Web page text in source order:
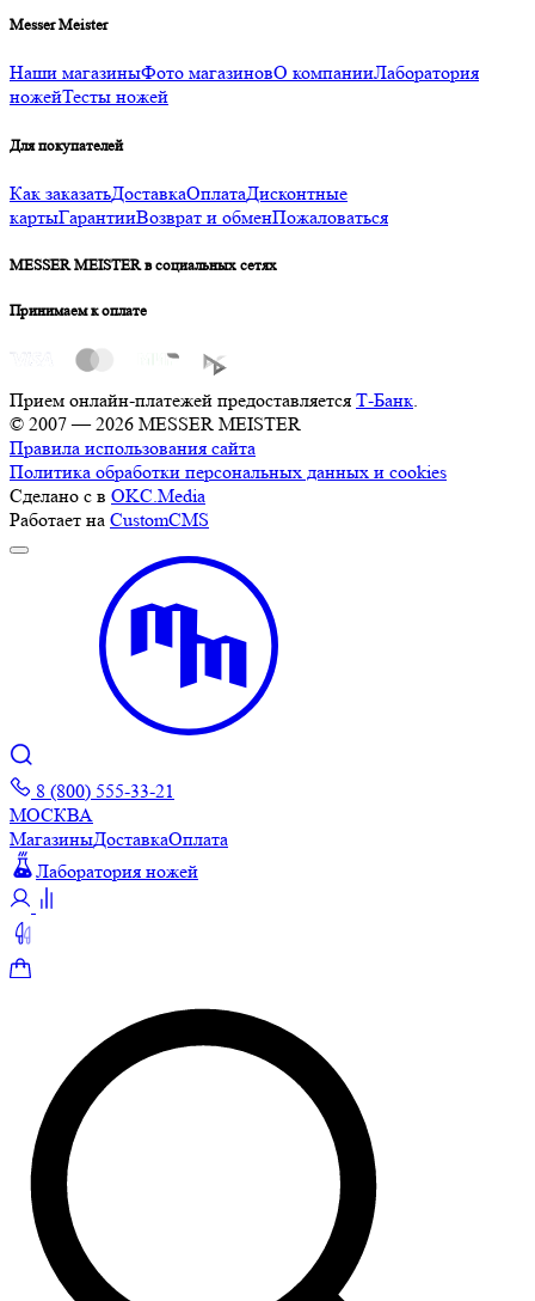
Messer Meister
Наши магазиныФото магазиновО компанииЛаборатория
ножейТесты ножей
Для покупателей
Как заказатьДоставкаОплатаДисконтные
картыГарантииВозврат и обменПожаловаться
MESSER MEISTER в социальных сетях
Принимаем к оплате
Прием онлайн-платежей предоставляется Т-Банк.
© 2007 — 2026 MESSER MEISTER
Правила использования сайта
Политика обработки персональных данных и cookies
Сделано с в OKC.Media
Работает на CustomCMS
8 (800) 555-33-21
МОСКВА
МагазиныДоставкаОплата
Лаборатория ножей